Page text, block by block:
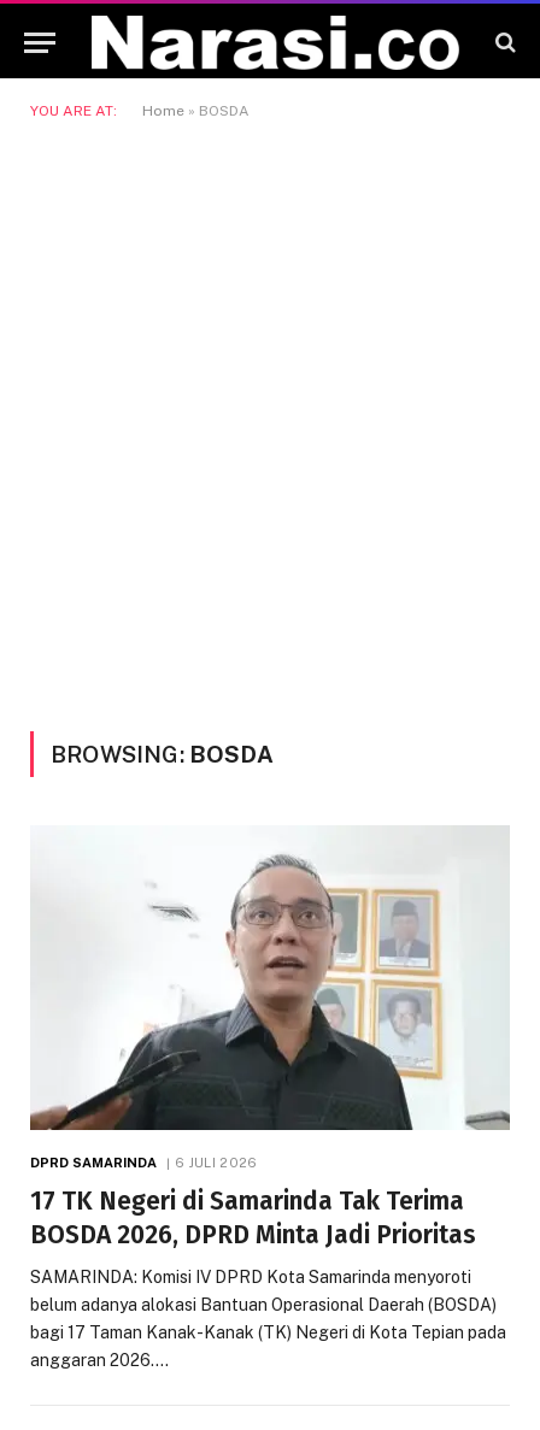
YOU ARE AT: Home » BOSDA
BROWSING: BOSDA
DPRD SAMARINDA 6 JULI 2026
17 TK Negeri di Samarinda Tak Terima
BOSDA 2026, DPRD Minta Jadi Prioritas
SAMARINDA: Komisi IV DPRD Kota Samarinda menyoroti
belum adanya alokasi Bantuan Operasional Daerah (BOSDA)
bagi 17 Taman Kanak-Kanak (TK) Negeri di Kota Tepian pada
anggaran 2026.…